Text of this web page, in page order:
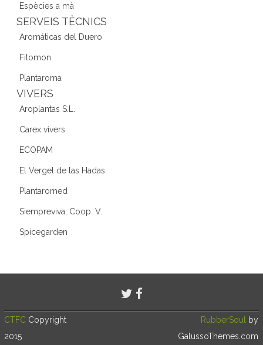
Espècies a mà
SERVEIS TÈCNICS
Aromáticas del Duero
Fitomon
Plantaroma
VIVERS
Aroplantas S.L.
Carex vivers
ECOPAM
El Vergel de las Hadas
Plantaromed
Siempreviva, Coop. V.
Spicegarden
CTFC Copyright
2015
RubberSoul
by
GalussoThemes.com